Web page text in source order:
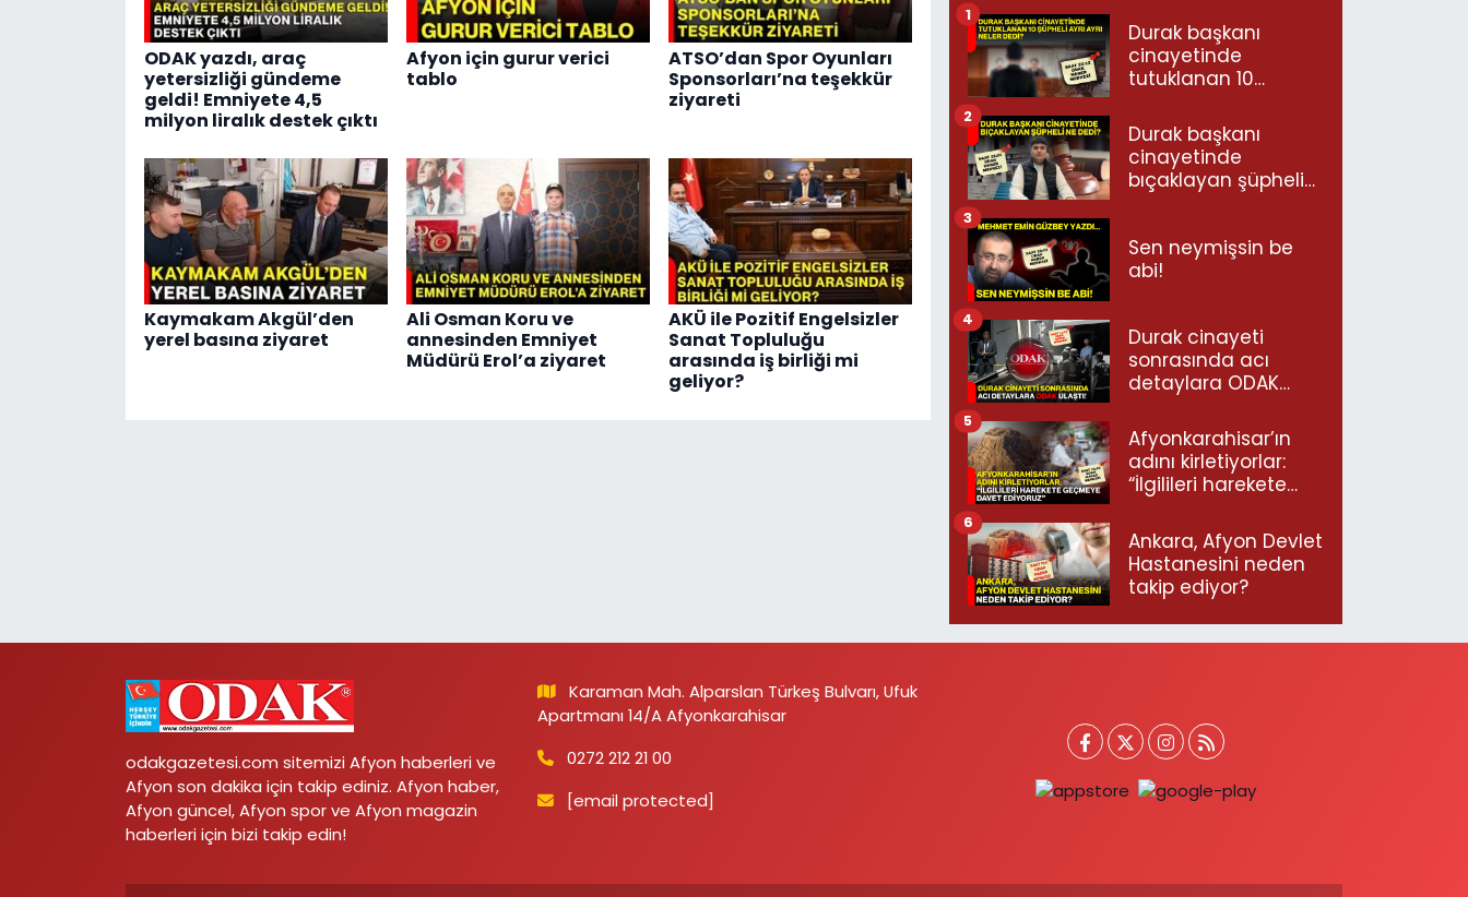
ODAK yazdı, araç
yetersizliği gündeme
geldi! Emniyete 4,5
milyon liralık destek çıktı
Afyon için gurur verici
tablo
ATSO’dan Spor Oyunları
Sponsorları’na teşekkür
ziyareti
Kaymakam Akgül’den
yerel basına ziyaret
Ali Osman Koru ve
annesinden Emniyet
Müdürü Erol’a ziyaret
AKÜ ile Pozitif Engelsizler
Sanat Topluluğu
arasında iş birliği mi
geliyor?
Durak başkanı
cinayetinde
tutuklanan 10
neler dedi?
1
Durak başkanı
cinayetinde
bıçaklayan şüpheli
2
Sen neymişsin be
abi!
3
Durak cinayeti
sonrasında acı
detaylara ODAK
4
Afyonkarahisar’ın
adını kirletiyorlar:
“İlgilileri harekete
ediyoruz”
5
Ankara, Afyon Devlet
Hastanesini neden
takip ediyor?
6
odakgazetesi.com sitemizi Afyon haberleri ve
Afyon son dakika için takip ediniz. Afyon haber,
Afyon güncel, Afyon spor ve Afyon magazin
haberleri için bizi takip edin!
Karaman Mah. Alparslan Türkeş Bulvarı, Ufuk
Apartmanı 14/A Afyonkarahisar
0272 212 21 00
[email protected]